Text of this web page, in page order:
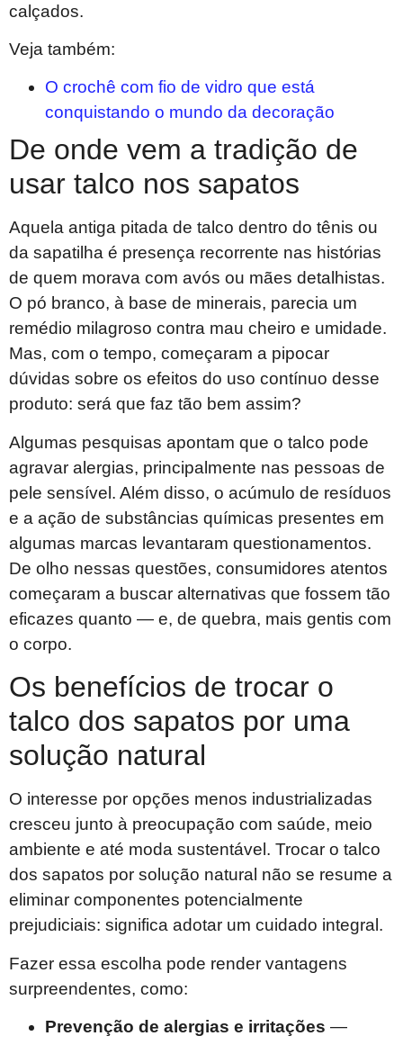
calçados.
Veja também:
O crochê com fio de vidro que está
conquistando o mundo da decoração
De onde vem a tradição de
usar talco nos sapatos
Aquela antiga pitada de talco dentro do tênis ou
da sapatilha é presença recorrente nas histórias
de quem morava com avós ou mães detalhistas.
O pó branco, à base de minerais, parecia um
remédio milagroso contra mau cheiro e umidade.
Mas, com o tempo, começaram a pipocar
dúvidas sobre os efeitos do uso contínuo desse
produto: será que faz tão bem assim?
Algumas pesquisas apontam que o talco pode
agravar alergias, principalmente nas pessoas de
pele sensível. Além disso, o acúmulo de resíduos
e a ação de substâncias químicas presentes em
algumas marcas levantaram questionamentos.
De olho nessas questões, consumidores atentos
começaram a buscar alternativas que fossem tão
eficazes quanto — e, de quebra, mais gentis com
o corpo.
Os benefícios de trocar o
talco dos sapatos por uma
solução natural
O interesse por opções menos industrializadas
cresceu junto à preocupação com saúde, meio
ambiente e até moda sustentável. Trocar o talco
dos sapatos por solução natural não se resume a
eliminar componentes potencialmente
prejudiciais: significa adotar um cuidado integral.
Fazer essa escolha pode render vantagens
surpreendentes, como:
Prevenção de alergias e irritações —